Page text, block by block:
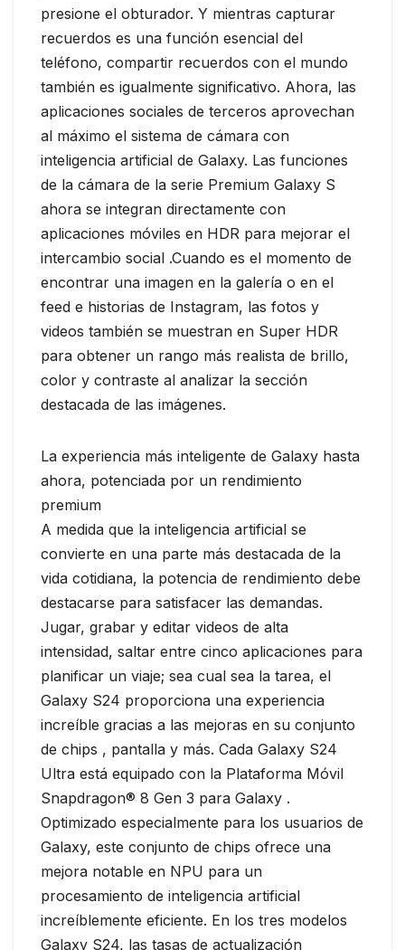
presione el obturador. Y mientras capturar
recuerdos es una función esencial del
teléfono, compartir recuerdos con el mundo
también es igualmente significativo. Ahora, las
aplicaciones sociales de terceros aprovechan
al máximo el sistema de cámara con
inteligencia artificial de Galaxy. Las funciones
de la cámara de la serie Premium Galaxy S
ahora se integran directamente con
aplicaciones móviles en HDR para mejorar el
intercambio social .Cuando es el momento de
encontrar una imagen en la galería o en el
feed e historias de Instagram, las fotos y
videos también se muestran en Super HDR
para obtener un rango más realista de brillo,
color y contraste al analizar la sección
destacada de las imágenes.
La experiencia más inteligente de Galaxy hasta
ahora, potenciada por un rendimiento
premium
A medida que la inteligencia artificial se
convierte en una parte más destacada de la
vida cotidiana, la potencia de rendimiento debe
destacarse para satisfacer las demandas.
Jugar, grabar y editar videos de alta
intensidad, saltar entre cinco aplicaciones para
planificar un viaje; sea cual sea la tarea, el
Galaxy S24 proporciona una experiencia
increíble gracias a las mejoras en su conjunto
de chips , pantalla y más. Cada Galaxy S24
Ultra está equipado con la Plataforma Móvil
Snapdragon® 8 Gen 3 para Galaxy .
Optimizado especialmente para los usuarios de
Galaxy, este conjunto de chips ofrece una
mejora notable en NPU para un
procesamiento de inteligencia artificial
increíblemente eficiente. En los tres modelos
Galaxy S24, las tasas de actualización